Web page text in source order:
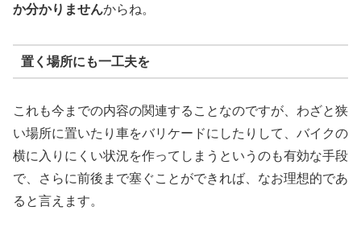
か分かりませんからね。
置く場所にも一工夫を
これも今までの内容の関連することなのですが、わざと狭
い場所に置いたり車をバリケードにしたりして、バイクの
横に入りにくい状況を作ってしまうというのも有効な手段
で、さらに前後まで塞ぐことができれば、なお理想的であ
ると言えます。